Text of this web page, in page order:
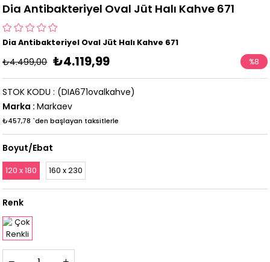
Dia Antibakteriyel Oval Jüt Halı Kahve 671
Dia Antibakteriyel Oval Jüt Halı Kahve 671
₺4.499,00 ₺4.119,99 %8
İndirim
(DIA671ovalkahve)
STOK KODU
Marka : Markaev
₺457,78 `den başlayan taksitlerle
Boyut/Ebat
120 x 180 160 x 230
Renk